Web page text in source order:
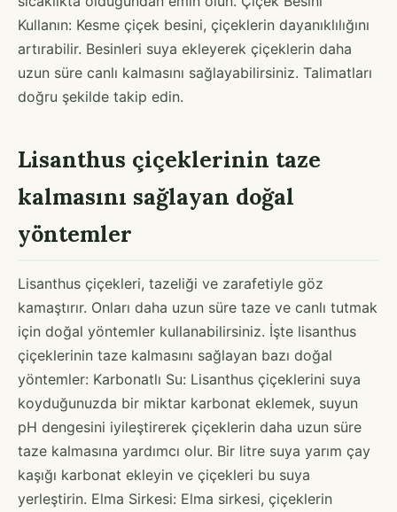
Kullanın: Kesme çiçek besini, çiçeklerin dayanıklılığını
artırabilir. Besinleri suya ekleyerek çiçeklerin daha
uzun süre canlı kalmasını sağlayabilirsiniz. Talimatları
doğru şekilde takip edin.
Lisanthus çiçeklerinin taze
kalmasını sağlayan doğal
yöntemler
Lisanthus çiçekleri, tazeliği ve zarafetiyle göz
kamaştırır. Onları daha uzun süre taze ve canlı tutmak
için doğal yöntemler kullanabilirsiniz. İşte lisanthus
çiçeklerinin taze kalmasını sağlayan bazı doğal
yöntemler: Karbonatlı Su: Lisanthus çiçeklerini suya
koyduğunuzda bir miktar karbonat eklemek, suyun
pH dengesini iyileştirerek çiçeklerin daha uzun süre
taze kalmasına yardımcı olur. Bir litre suya yarım çay
kaşığı karbonat ekleyin ve çiçekleri bu suya
yerleştirin. Elma Sirkesi: Elma sirkesi, çiçeklerin